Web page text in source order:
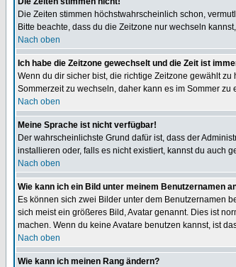
Die Zeiten stimmen höchstwahrscheinlich schon,
Bitte beachte, dass du die Zeitzone nur wechseln
Nach oben
Ich habe die Zeitzone gewechselt und die Zeit ist
Wenn du dir sicher bist, die richtige Zeitzone gewählt
Sommerzeit zu wechseln, daher kann es im Sommer
Nach oben
Meine Sprache ist nicht verfügbar!
Der wahrscheinlichste Grund dafür ist, dass der
installieren oder, falls es nicht existiert, kannst du auch
Nach oben
Wie kann ich ein Bild unter meinem Benutzernamen
Es können sich zwei Bilder unter dem Benutzernamen
sich meist ein größeres Bild, Avatar genannt. Dies ist
machen. Wenn du keine Avatare benutzen kannst, ist
Nach oben
Wie kann ich meinen Rang ändern?